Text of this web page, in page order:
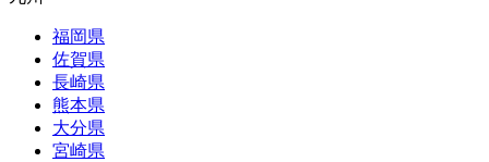
福岡県
佐賀県
長崎県
熊本県
大分県
宮崎県